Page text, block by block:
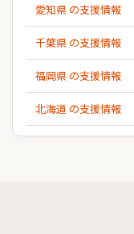
愛知県 の支援情報
千葉県 の支援情報
福岡県 の支援情報
北海道 の支援情報